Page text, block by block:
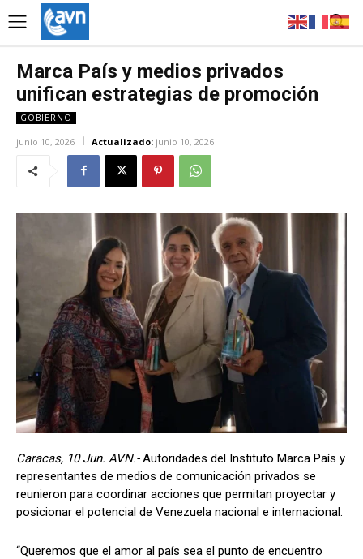
Marca País y medios privados
unifican estrategias de promoción
GOBIERNO
junio 10, 2026 Actualizado: junio 10, 2026
Caracas, 10 Jun. AVN.-Autoridades del Instituto Marca País y
representantes de medios de comunicación privados se
reunieron para coordinar acciones que permitan proyectar y
posicionar el potencial de Venezuela nacional e internacional.
“Queremos que el amor al país sea el punto de encuentro